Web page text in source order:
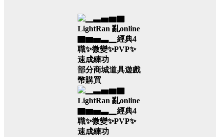
部分商城道具遊戲
幣購買